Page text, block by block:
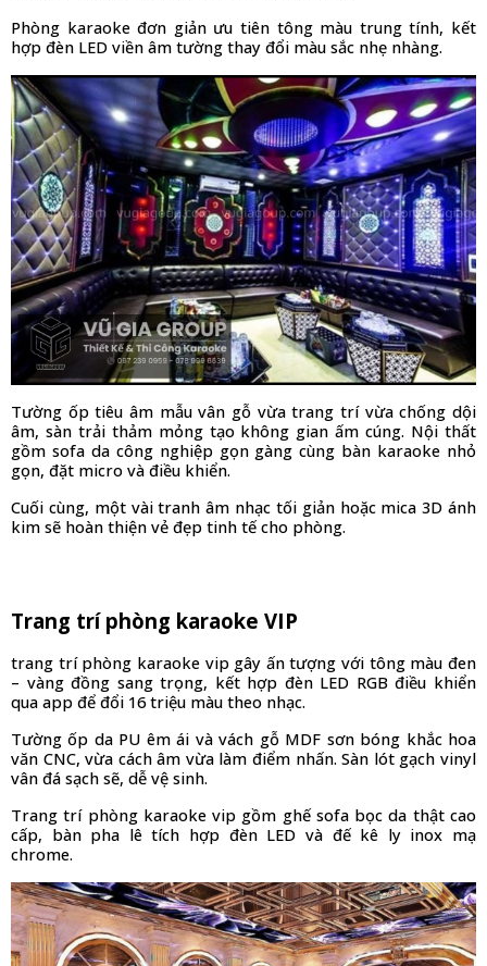
Phòng karaoke đơn giản ưu tiên tông màu trung tính, kết
hợp đèn LED viền âm tường thay đổi màu sắc nhẹ nhàng.
Tường ốp tiêu âm mẫu vân gỗ vừa trang trí vừa chống dội
âm, sàn trải thảm mỏng tạo không gian ấm cúng. Nội thất
gồm sofa da công nghiệp gọn gàng cùng bàn karaoke nhỏ
gọn, đặt micro và điều khiển.
Cuối cùng, một vài tranh âm nhạc tối giản hoặc mica 3D ánh
kim sẽ hoàn thiện vẻ đẹp tinh tế cho phòng.
Trang trí phòng karaoke VIP
trang trí phòng karaoke vip gây ấn tượng với tông màu đen
– vàng đồng sang trọng, kết hợp đèn LED RGB điều khiển
qua app để đổi 16 triệu màu theo nhạc.
Tường ốp da PU êm ái và vách gỗ MDF sơn bóng khắc hoa
văn CNC, vừa cách âm vừa làm điểm nhấn. Sàn lót gạch vinyl
vân đá sạch sẽ, dễ vệ sinh.
Trang trí phòng karaoke vip gồm ghế sofa bọc da thật cao
cấp, bàn pha lê tích hợp đèn LED và đế kê ly inox mạ
chrome.